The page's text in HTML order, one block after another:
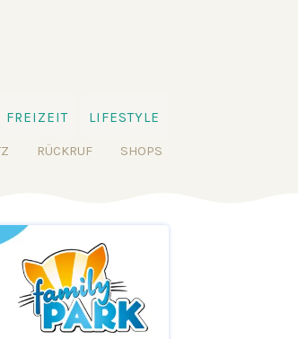
FREIZEIT LIFESTYLE
RÜCKRUF SHOPS